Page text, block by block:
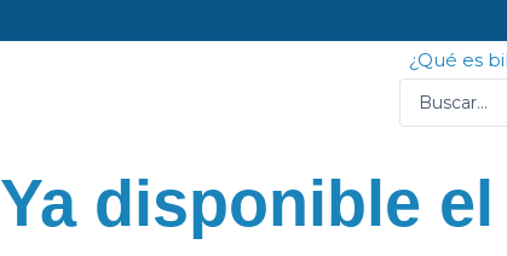
al
¿Qué es
Ya disponible